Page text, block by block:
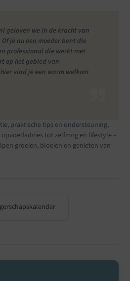
geloven we in de kracht van
je nu een moeder bent die
professional die werkt met
op het gebied van
vind je een warm welkom
praktische tips en ondersteuning,
tot zelfzorg en lifestyle –
groeien, bloeien en genieten van